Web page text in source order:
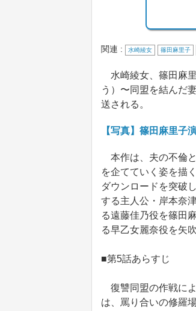
関連 : 水崎綾女 篠田麻里子
水崎綾女、篠田麻
う）〜同盟を結んだ
送される。
【写真】篠田麻里子
本作は、夫の不倫
を企てていく姿を描
ダウンロードを突破
する主人公・岸本奈
る遠藤佳乃役を篠田
る早乙女麗奈役を矢
■第5話あらすじ
復讐同盟の作戦に
は、罵り合いの修羅